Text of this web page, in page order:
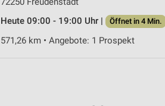
Heute 09:00 - 19:00 Uhr |
Öffnet in 4 Min.
571,26 km • Angebote: 1 Prospekt